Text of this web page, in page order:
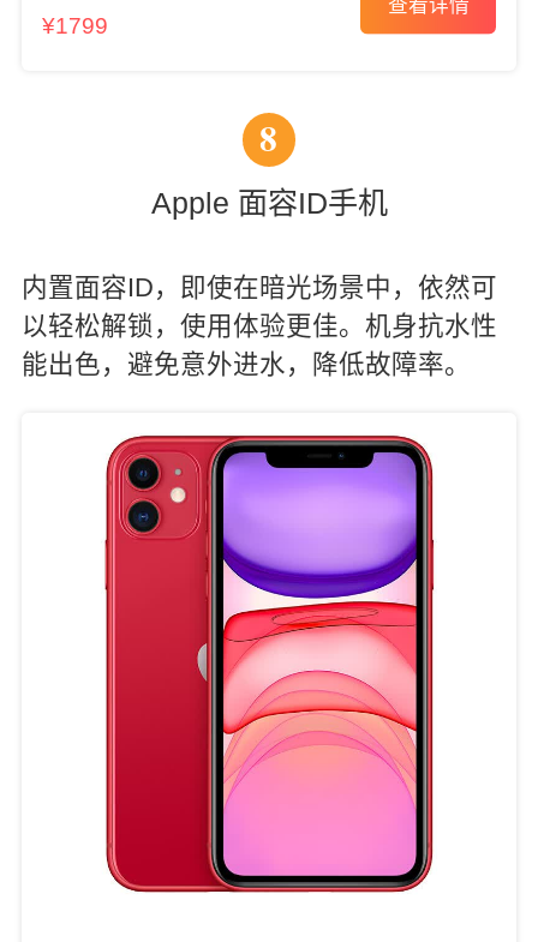
¥1799
查看详情
8
Apple 面容ID手机
内置面容ID，即使在暗光场景中，依然可
以轻松解锁，使用体验更佳。机身抗水性
能出色，避免意外进水，降低故障率。